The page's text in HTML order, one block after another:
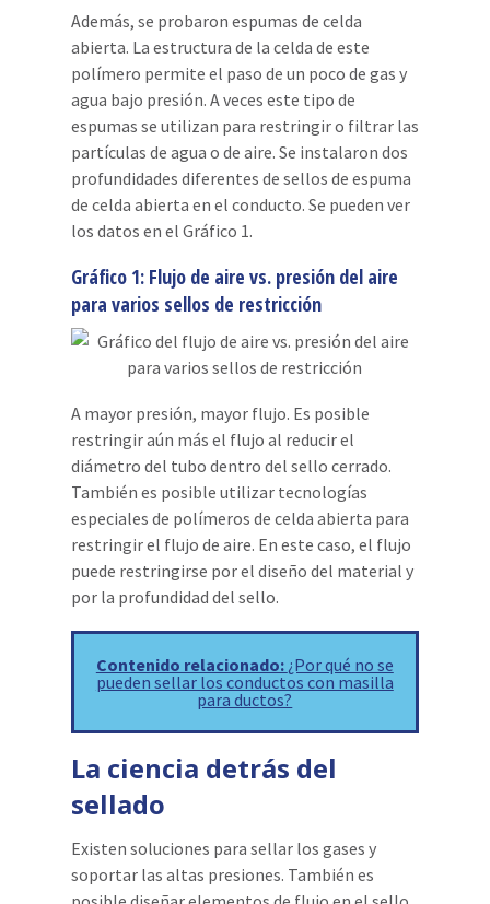
Además, se probaron espumas de celda
abierta. La estructura de la celda de este
polímero permite el paso de un poco de gas y
agua bajo presión. A veces este tipo de
espumas se utilizan para restringir o filtrar las
partículas de agua o de aire. Se instalaron dos
profundidades diferentes de sellos de espuma
de celda abierta en el conducto. Se pueden ver
los datos en el Gráfico 1.
Gráfico 1: Flujo de aire vs. presión del aire
para varios sellos de restricción
A mayor presión, mayor flujo. Es posible
restringir aún más el flujo al reducir el
diámetro del tubo dentro del sello cerrado.
También es posible utilizar tecnologías
especiales de polímeros de celda abierta para
restringir el flujo de aire. En este caso, el flujo
puede restringirse por el diseño del material y
por la profundidad del sello.
Contenido relacionado: ¿Por qué no se
pueden sellar los conductos con masilla
para ductos?
La ciencia detrás del
sellado
Existen soluciones para sellar los gases y
soportar las altas presiones. También es